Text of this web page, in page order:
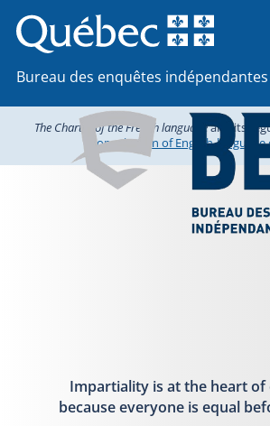
Bureau des enquêtes indépendantes
The Charter of the French languageand its
consultation of English-
Impartiality is at the heart
because everyone is equal